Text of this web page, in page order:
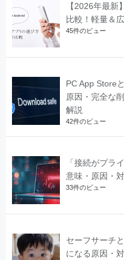
【2026年最
比較！軽量＆
45件のビュー
PC App Store
原因・完全な
解説
42件のビュー
「接続がプラ
意味・原因・
33件のビュー
セーフサーチ
になる原因・